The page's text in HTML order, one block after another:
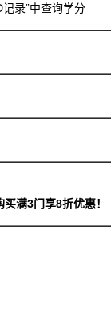
录”中查询学分
满3门享8折优惠！